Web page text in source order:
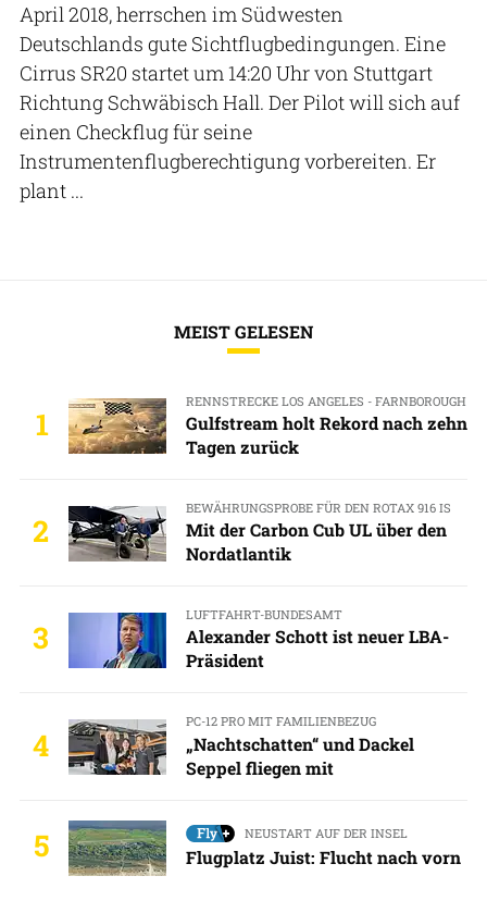
April 2018, herrschen im Südwesten
Deutschlands gute Sichtflugbedingungen. Eine
Cirrus SR20 startet um 14:20 Uhr von Stuttgart
Richtung Schwäbisch Hall. Der Pilot will sich auf
einen Checkflug für seine
Instrumentenflugberechtigung vorbereiten. Er
plant ...
MEIST GELESEN
1
RENNSTRECKE LOS ANGELES - FARNBOROUGH
Gulfstream holt Rekord nach zehn
Tagen zurück
2
BEWÄHRUNGSPROBE FÜR DEN ROTAX 916 IS
Mit der Carbon Cub UL über den
Nordatlantik
3
LUFTFAHRT-BUNDESAMT
Alexander Schott ist neuer LBA-
Präsident
4
PC-12 PRO MIT FAMILIENBEZUG
„Nachtschatten“ und Dackel
Seppel fliegen mit
5 NEUSTART AUF DER INSEL
Flugplatz Juist: Flucht nach vorn